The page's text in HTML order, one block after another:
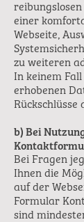
einer
Webseite,
zu weiteren
In keinem
erhobenen
Rückschlüsse
b) Bei
Bei Fragen
Ihnen die
auf der
Formular
sind